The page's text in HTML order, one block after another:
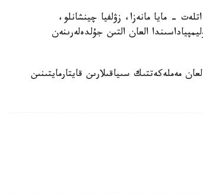
- مايا مانەزا، زۋلفيا چينشانلو،
ۇستالىپ، 2012-جىلى لوندون وليمپياداسىندا العان التىن جۇلدەلەرىنەن
مەملەكەتتىك سىياقىلارىن قايتارمايتىنىن